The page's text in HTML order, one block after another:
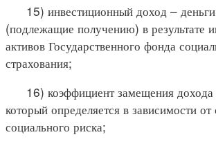
15) инвестиционный доход –
(подлежащие получению) в результате
активов Государственного фонда
страхования;
16) коэффициент замещения дохода
который определяется в зависимости от
социального риска;